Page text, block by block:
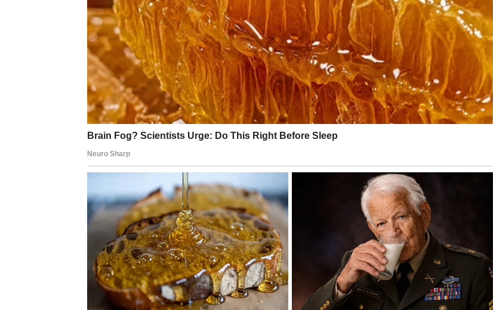
Na finansijskom planu situacija postaje stabilnija. Trud koji ste ulagali mjesecima konačno će
početi donositi rezultate. Nije isključena ni dodatna zarada ili prilika koja će vam omogućiti da
ostvarite planove koje ste ranije morali odložiti.
Ljubavni život također ulazi u novu fazu. Slobodne Djevice mogle bi upoznati osobu koja će ih
osvojiti iskrenošću i razumijevanjem. Oni koji su u vezi ili braku uspjet će riješiti nesporazume koji
su ih dugo opterećivali. Iskren razgovor i međusobno povjerenje postat će temelj još čvršćeg
odnosa.
Zvijezde vam poručuju da se ne bojite promjena. Iako će u početku izgledati zahtjevno, upravo one
otvaraju vrata mnogo sretnijem i ispunjenijem životu.
VODOLIJA – POSLOVNI USPJEH KOJI STE DUGO
ČEKALI
Vodolije ulaze u izuzetno povoljan period kada je riječ o poslu, karijeri i finansijama. Sve ono na